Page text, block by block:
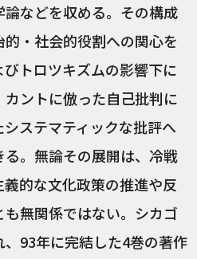
などを収める。その構成
・社会的役割への関心を
トロツキズムの影響下に
ントに倣った自己批判に
ステマティックな批評へ
。無論その展開は、冷戦
的な文化政策の推進や反
無関係ではない。シカゴ
93年に完結した4巻の著作